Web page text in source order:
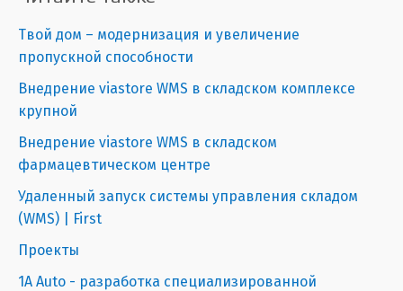
Твой дом – модернизация и увеличение
пропускной способности
Внедрение viastore WMS в складском комплексе
крупной
Внедрение viastore WMS в складском
фармацевтическом центре
Удаленный запуск системы управления складом
(WMS) | First
Проекты
1A Auto - разработка специализированной